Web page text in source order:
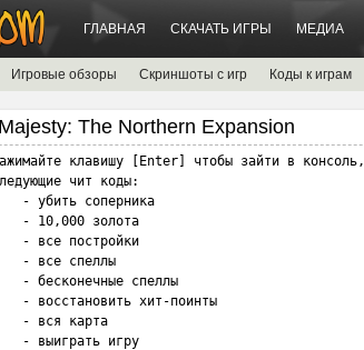
ГЛАВНАЯ СКАЧАТЬ ИГРЫ МЕДИА
Игровые обзоры Скриншоты с игр Коды к играм
The Northern Expansion
клавишу [Enter] чтобы зайти в консоль,
чит коды:
- убить соперника
10,000 золота
- все постройки
- все спеллы
- бесконечные спеллы
восстановить хит-поинты
- вся карта
- выиграть игру